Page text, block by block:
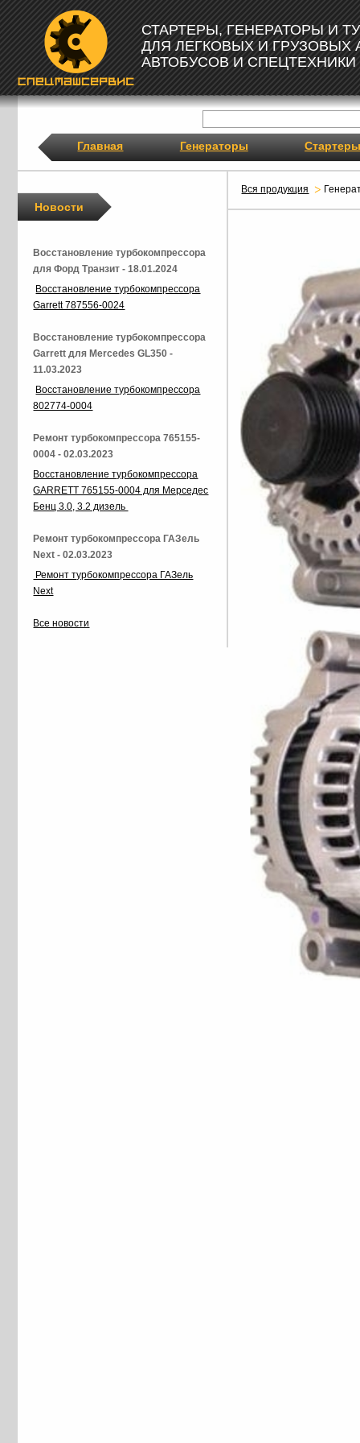
СТАРТЕРЫ, ГЕНЕРАТОРЫ И
ДЛЯ ЛЕГКОВЫХ И ГРУЗОВЫХ
АВТОБУСОВ И СПЕЦТЕХНИКИ
Главная Генераторы Стартеры
Вся продукция
Новости
Восстановление турбокомпрессора
для Форд Транзит - 18.01.2024
Восстановление турбокомпрессора
Garrett 787556-0024
Восстановление турбокомпрессора
Garrett для Mercedes GL350 -
11.03.2023
Восстановление турбокомпрессора
802774-0004
Ремонт турбокомпрессора 765155-
0004 - 02.03.2023
Восстановление турбокомпрессора
GARRETT 765155-0004 для Мерседес
Бенц 3.0, 3.2 дизель
Ремонт турбокомпрессора ГАЗель
Next - 02.03.2023
Ремонт турбокомпрессора ГАЗель
Next
Все новости